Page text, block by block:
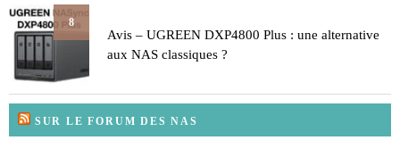
8
Avis – UGREEN DXP4800 Plus : une alternative
aux NAS classiques ?
SUR LE FORUM DES NAS